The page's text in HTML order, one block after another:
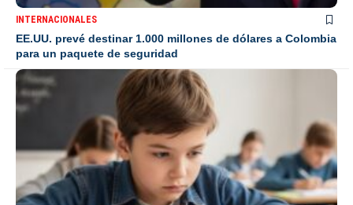
INTERNACIONALES
EE.UU. prevé destinar 1.000 millones de dólares a Colombia
para un paquete de seguridad